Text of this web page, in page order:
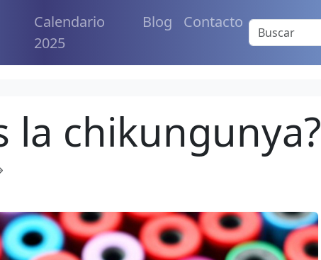
Calendario
2025
Blog Contacto
la chikungunya?